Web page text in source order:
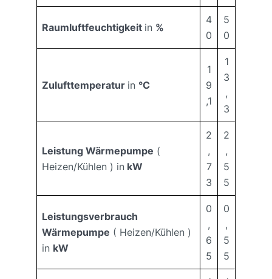
Raumluftfeuchtigkeit in %
4
0
5
0
Zulufttemperatur in °C
1
9
,1
1
3
,
3
Leistung Wärmepumpe (
Heizen/Kühlen ) in kW
2
,
7
3
2
,
5
5
Leistungsverbrauch
Wärmepumpe ( Heizen/Kühlen )
in kW
0
,
6
5
0
,
5
5